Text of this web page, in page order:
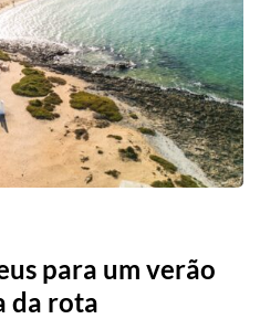
para um verão
da rota